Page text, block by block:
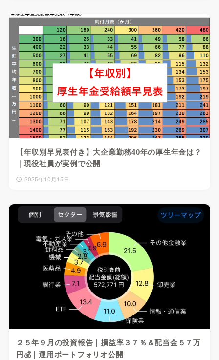
【年収別早見表付き】大企業勤務40年の厚生年金は？
｜現役社員が実例で公開
2025年10月15日
２５年９月の投資報告｜損益率３７％＆配当金５７万
円💰｜運用ポートフォリオ公開